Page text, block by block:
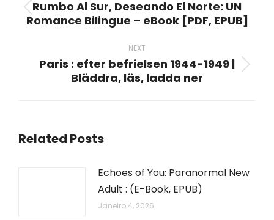
Previous
Rumbo Al Sur, Deseando El Norte: UN
Romance Bilingue – eBook [PDF, EPUB]
NEXT
Next
post:
Paris : efter befrielsen 1944-1949 |
Bläddra, läs, ladda ner
Related Posts
Echoes of You: Paranormal New
Adult : (E-Book, EPUB)
Janeiro 4, 2026